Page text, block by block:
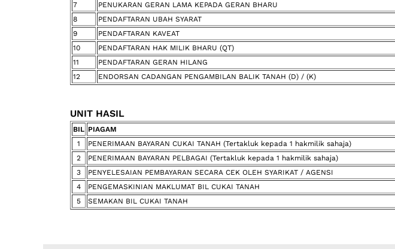
7
PENUKARAN GERAN LAMA KEPADA GERAN BHARU
8
PENDAFTARAN UBAH SYARAT
9
PENDAFTARAN KAVEAT
10
PENDAFTARAN HAK MILIK BHARU (QT)
11
PENDAFTARAN GERAN HILANG
12
ENDORSAN CADANGAN PENGAMBILAN BALIK TANAH (D) / (K)
UNIT HASIL
BIL PIAGAM
1
PENERIMAAN BAYARAN CUKAI TANAH (Tertakluk kepada 1 hakmilik sahaja)
2
PENERIMAAN BAYARAN PELBAGAI (Tertakluk kepada 1 hakmilik sahaja)
3
PENYELESAIAN PEMBAYARAN SECARA CEK OLEH SYARIKAT / AGENSI
4
PENGEMASKINIAN MAKLUMAT BIL CUKAI TANAH
5
SEMAKAN BIL CUKAI TANAH